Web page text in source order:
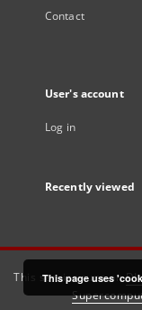
Contact
User's account
Log in
Recently viewed
This service runs on
This page uses